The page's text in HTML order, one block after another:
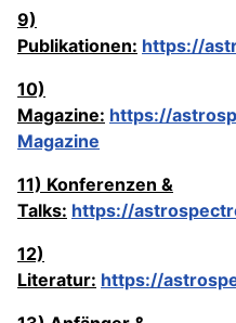
9)
Publikationen: https://
10)
Magazine: https://
Magazine
11) Konferenzen &
Talks: https://
12)
Literatur: https://